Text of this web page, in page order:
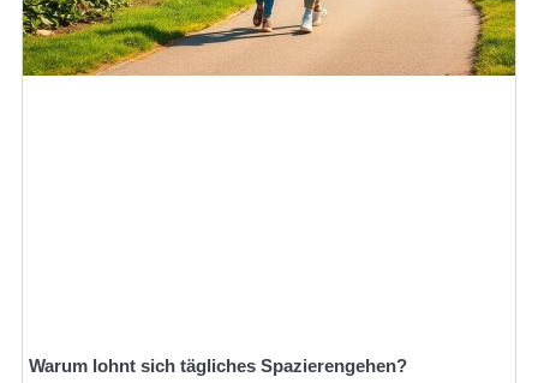
Warum lohnt sich tägliches Spazierengehen?